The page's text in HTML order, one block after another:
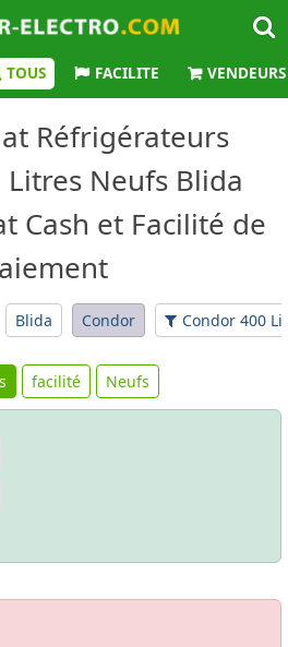
TOUS FACILITE VENDEURS
Réfrigérateurs
Neufs Blida
Cash et Facilité de
Blida Condor Condor 400
facilité Neufs